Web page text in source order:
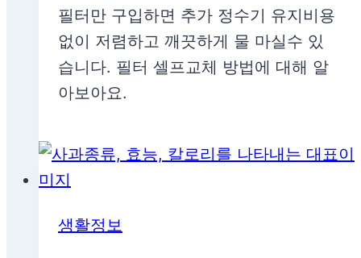
필터만 구입하면 추가 정수기 유지비용
없이 저렴하고 깨끗하게 물 마실수 있
습니다. 필터 셀프교체 방법에 대해 알
아보아요.
생활정보